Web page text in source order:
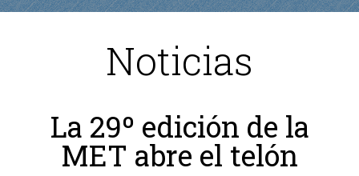
Equipo de Gobierno
Corporación Municipal - Legislatura 2023-2027
Noticias
La 29º edición de la
MET abre el telón